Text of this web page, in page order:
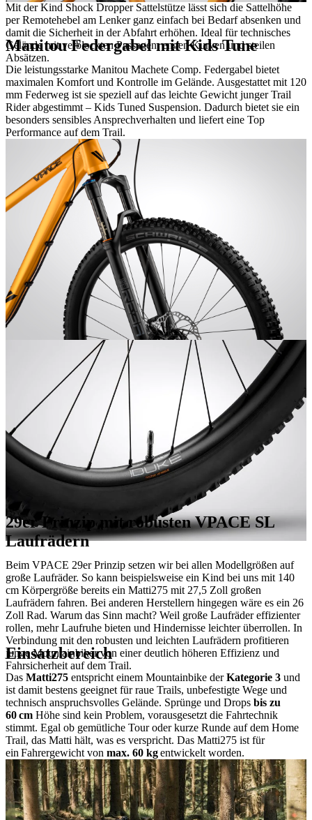
Mit der Kind Shock Dropper Sattelstütze lässt sich die Sattelhöhe
per Remotehebel am Lenker ganz einfach bei Bedarf absenken und
damit die Sicherheit in der Abfahrt erhöhen. Ideal für technisches
Gelände mit verblockten Passagen, engen Kurven und steilen
Absätzen.
Manitou Federgabel mit Kids Tune
Die leistungsstarke Manitou Machete Comp. Federgabel bietet
maximalen Komfort und Kontrolle im Gelände. Ausgestattet mit 120
mm Federweg ist sie speziell auf das leichte Gewicht junger Trail
Rider abgestimmt – Kids Tuned Suspension. Dadurch bietet sie ein
besonders sensibles Ansprechverhalten und liefert eine Top
Performance auf dem Trail.
29er Prinzip mit robusten VPACE SL
Laufrädern
Beim VPACE 29er Prinzip setzen wir bei allen Modellgrößen auf
große Laufräder. So kann beispielsweise ein Kind bei uns mit 140
cm Körpergröße bereits ein Matti275 mit 27,5 Zoll großen
Laufrädern fahren. Bei anderen Herstellern hingegen wäre es ein 26
Zoll Rad. Warum das Sinn macht? Weil große Laufräder effizienter
rollen, mehr Laufruhe bieten und Hindernisse leichter überrollen. In
Verbindung mit den robusten und leichten Laufrädern profitieren
junge Mountainbiker von einer deutlich höheren Effizienz und
Fahrsicherheit auf dem Trail.
Einsatzbereich
Das Matti275 entspricht einem Mountainbike derKategorie 3 und
ist damit bestens geeignet für raue Trails, unbefestigte Wege und
technisch anspruchsvolles Gelände. Sprünge und Drops bis zu
60 cm Höhe sind kein Problem, vorausgesetzt die Fahrtechnik
stimmt. Egal ob gemütliche Tour oder kurze Runde auf dem Home
Trail, das Matti hält, was es verspricht. Das Matti275 ist für
ein Fahrergewicht von max. 60 kgentwickelt worden.